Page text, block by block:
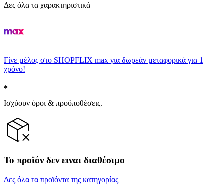
Δες όλα τα χαρακτηριστικά
Γίνε μέλος στο SHOPFLIX max για δωρεάν μεταφορικά για 1
χρόνο!
Ισχύουν όροι & προϋποθέσεις.
Το προϊόν δεν ειναι διαθέσιμο
Δες όλα τα προϊόντα της κατηγορίας